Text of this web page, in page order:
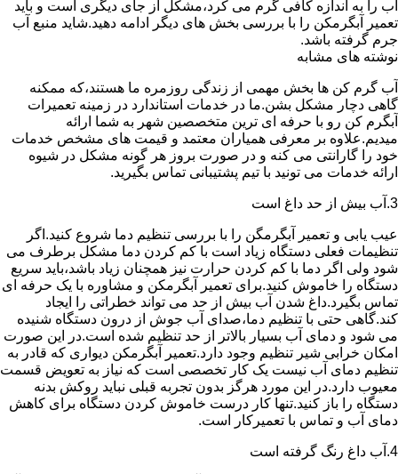
آب را به اندازه کافی گرم می کرد،مشکل از جای دیگری است و باید
تعمیر آبگرمکن را با بررسی بخش های دیگر ادامه دهید.شاید منبع آب
جرم گرفته باشد.
نوشته های مشابه
آب گرم کن ها بخش مهمی از زندگی روزمره ما هستند،که ممکنه
گاهی دچار مشکل بشن.ما در خدمات استاندارد در زمینه تعمیرات
آبگرم کن رو با حرفه ای ترین متخصصین شهر به شما ارائه
میدیم.علاوه بر معرفی همیاران معتمد و قیمت های مشخص خدمات
خود را گارانتی می کنه و در صورت بروز هر گونه مشکل در شیوه
ارائه خدمات می تونید با تیم پشتیبانی تماس بگیرید.
3.آب بیش از حد داغ است
عیب یابی و تعمیر آبگرمگن را با بررسی تنظیم دما شروع کنید.اگر
تنظیمات فعلی دستگاه زیاد است با کم کردن دما مشکل برطرف می
شود ولی اگر دما با کم کردن حرارت نیز همچنان زیاد باشد،باید سریع
دستگاه را خاموش کنید.برای تعمیر آبگرمکن و مشاوره با یک حرفه ای
تماس بگیرد.داغ شدن آب بیش از حد می تواند خطراتی را ایجاد
کند.گاهی حتی با تنظیم دما،صدای آب جوش از درون دستگاه شنیده
می شود و دمای آب بسیار بالاتر از حد تنظیم شده است.در این صورت
امکان خرابی شیر تنظیم وجود دارد.تعمیر آبگرمکن دیواری که قادر به
تنظیم دمای آب نیست یک کار تخصصی است که نیاز به تعویض قسمت
معیوب دارد.در این مورد هرگز بدون تجربه قبلی نباید روکش بدنه
دستگاه را باز کنید.تنها کار درست خاموش کردن دستگاه برای کاهش
دمای آب و تماس با تعمیرکار است.
4.آب داغ رنگ گرفته است